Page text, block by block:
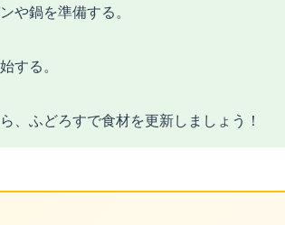
や鍋を準備する。
する。
、ふどろすで食材を更新しましょう！